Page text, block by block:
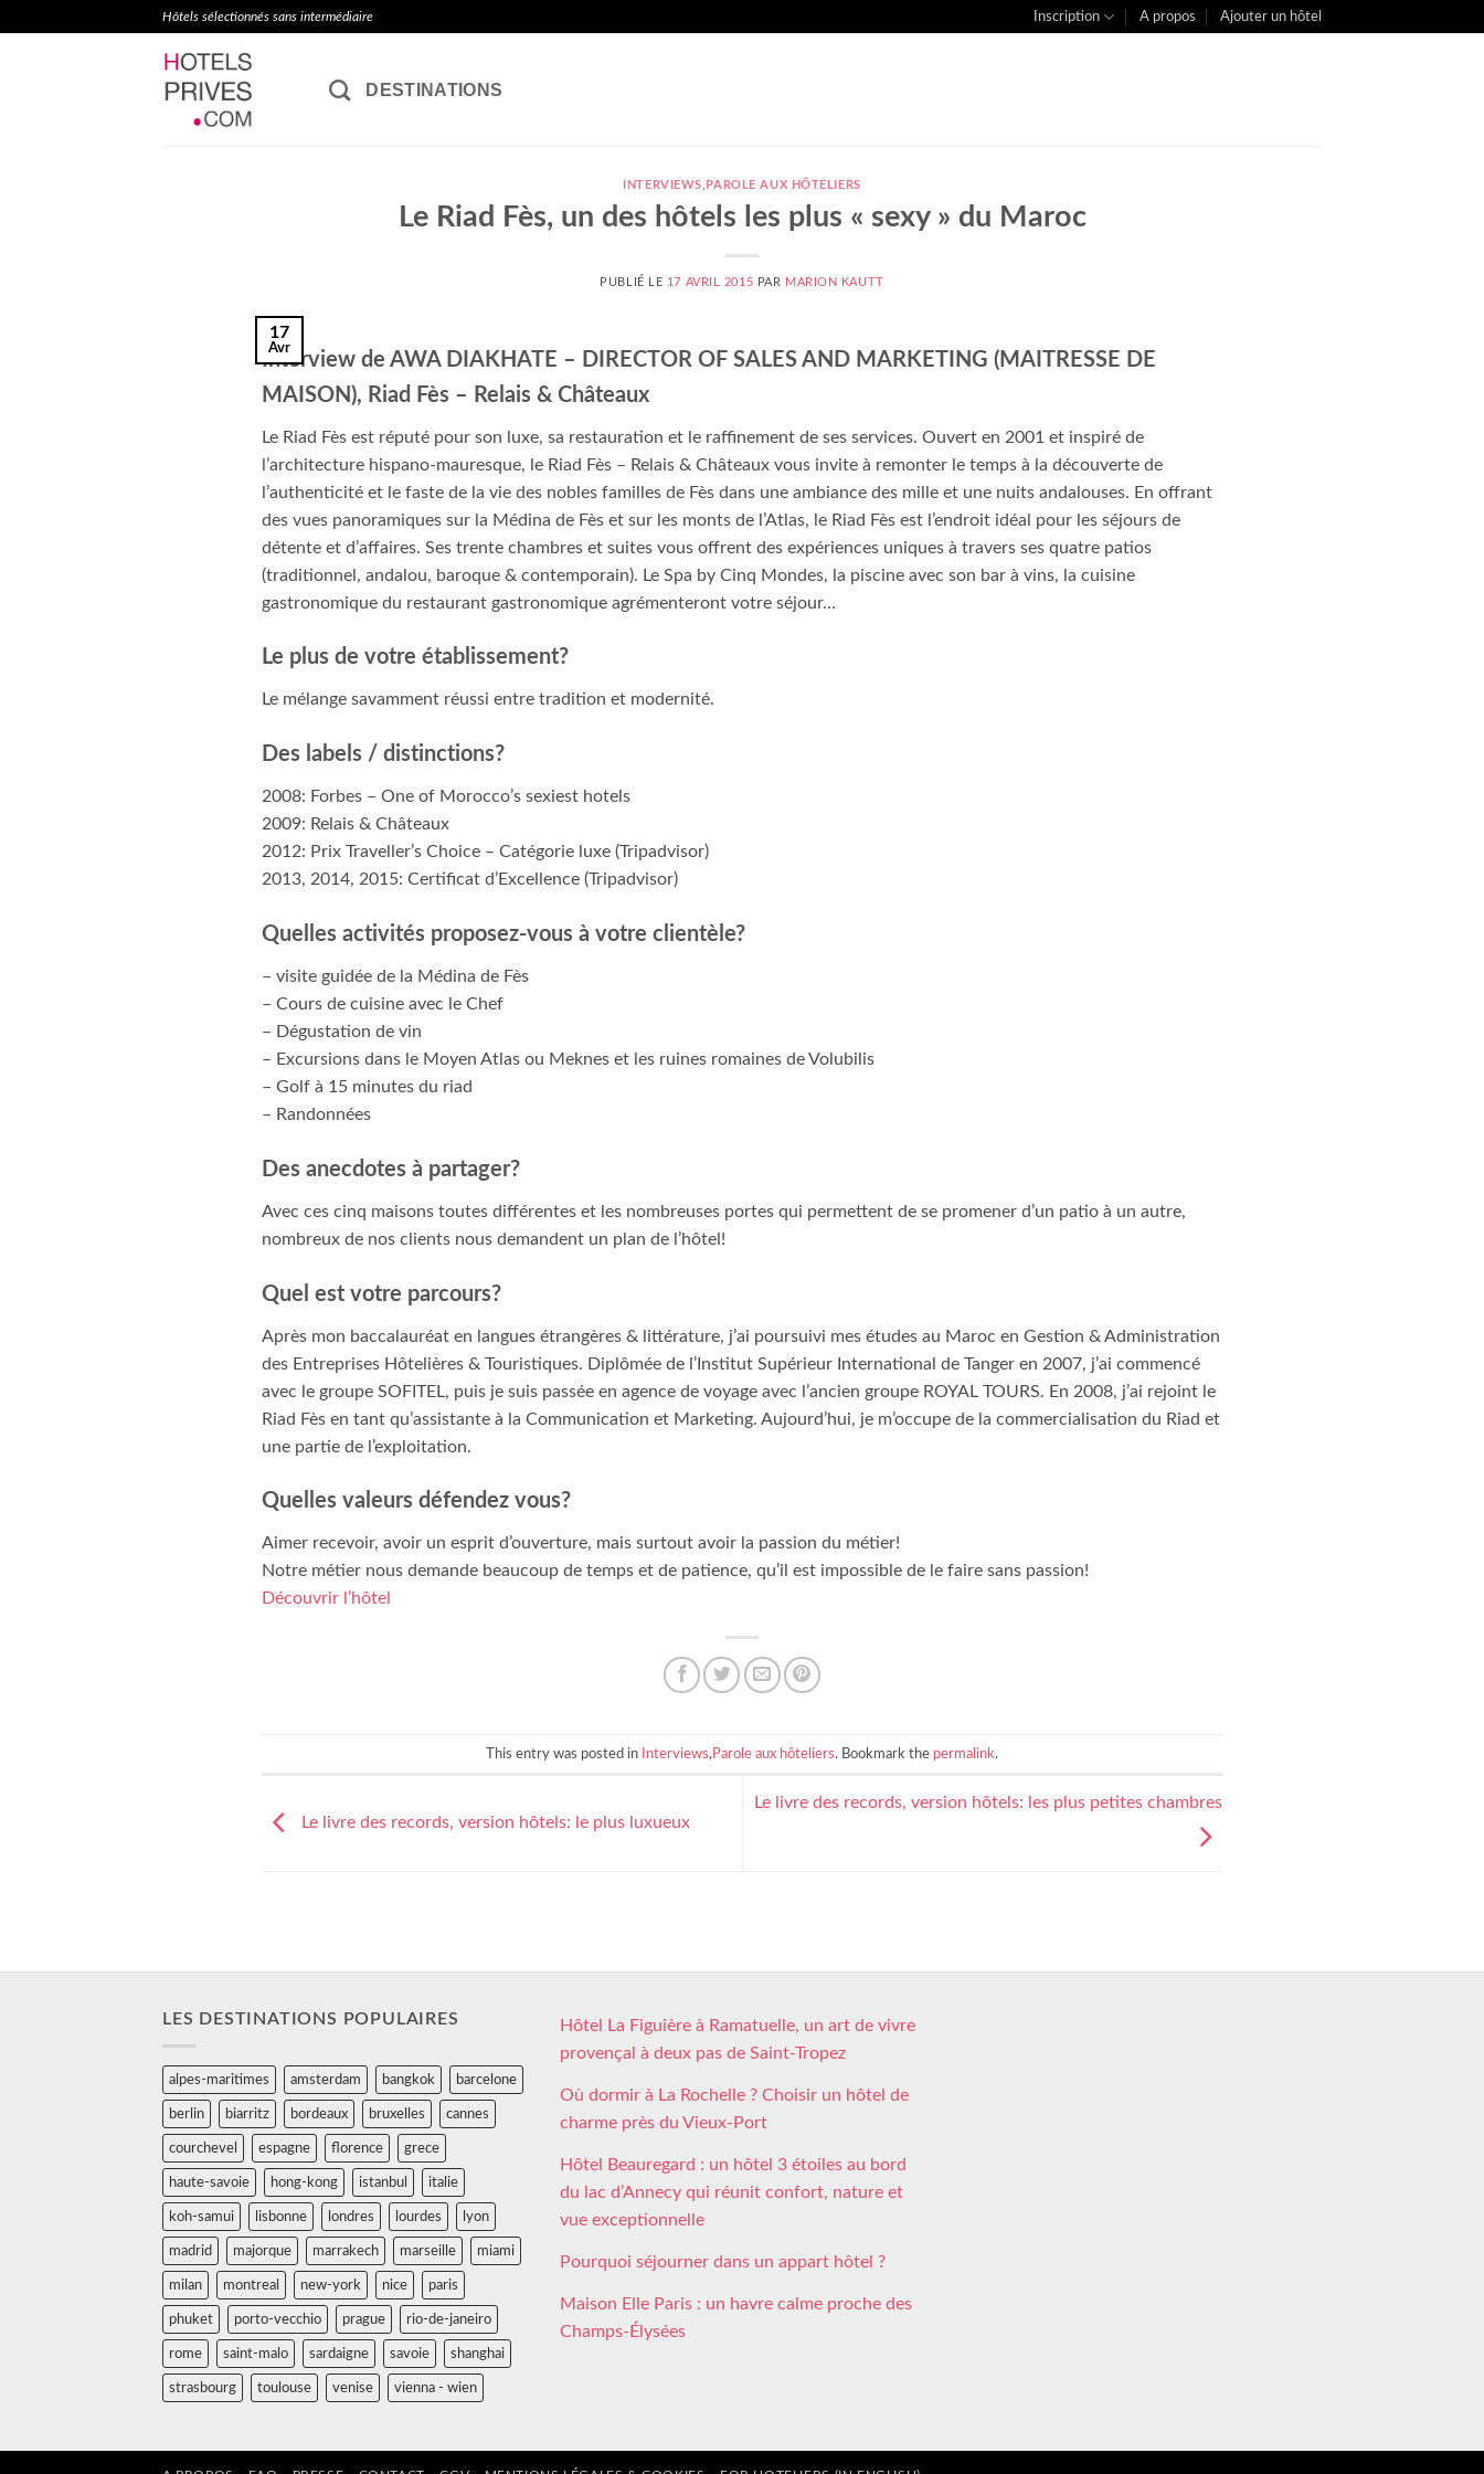
Hôtels sélectionnés sans intermédiaire Inscription A propos Ajouter un hôtel
DESTINATIONS
INTERVIEWS PAROLE AUX HÔTELIERS
Le Riad Fès, un des hôtels les plus « sexy » du Maroc
PUBLIÉ LE 17 AVRIL 2015 PAR MARION KAUTT
17
Avr
Interview de AWA DIAKHATE – DIRECTOR OF SALES AND MARKETING (MAITRESSE DE
MAISON), Riad Fès – Relais & Châteaux
Le Riad Fès est réputé pour son luxe, sa restauration et le raffinement de ses services. Ouvert en 2001 et inspiré de
l’architecture hispano-mauresque, le Riad Fès – Relais & Châteaux vous invite à remonter le temps à la découverte de
l’authenticité et le faste de la vie des nobles familles de Fès dans une ambiance des mille et une nuits andalouses. En offrant
des vues panoramiques sur la Médina de Fès et sur les monts de l’Atlas, le Riad Fès est l’endroit idéal pour les séjours de
détente et d’affaires. Ses trente chambres et suites vous offrent des expériences uniques à travers ses quatre patios
(traditionnel, andalou, baroque & contemporain). Le Spa by Cinq Mondes, la piscine avec son bar à vins, la cuisine
gastronomique du restaurant gastronomique agrémenteront votre séjour…
Le plus de votre établissement?
Le mélange savamment réussi entre tradition et modernité.
Des labels / distinctions?
2008: Forbes – One of Morocco’s sexiest hotels
2009: Relais & Châteaux
2012: Prix Traveller’s Choice – Catégorie luxe (Tripadvisor)
2013, 2014, 2015: Certificat d’Excellence (Tripadvisor)
Quelles activités proposez-vous à votre clientèle?
– visite guidée de la Médina de Fès
– Cours de cuisine avec le Chef
– Dégustation de vin
– Excursions dans le Moyen Atlas ou Meknes et les ruines romaines de Volubilis
– Golf à 15 minutes du riad
– Randonnées
Des anecdotes à partager?
Avec ces cinq maisons toutes différentes et les nombreuses portes qui permettent de se promener d’un patio à un autre,
nombreux de nos clients nous demandent un plan de l’hôtel!
Quel est votre parcours?
Après mon baccalauréat en langues étrangères & littérature, j’ai poursuivi mes études au Maroc en Gestion & Administration
des Entreprises Hôtelières & Touristiques. Diplômée de l’Institut Supérieur International de Tanger en 2007, j’ai commencé
avec le groupe SOFITEL, puis je suis passée en agence de voyage avec l’ancien groupe ROYAL TOURS. En 2008, j’ai rejoint le
Riad Fès en tant qu’assistante à la Communication et Marketing. Aujourd’hui, je m’occupe de la commercialisation du Riad et
une partie de l’exploitation.
Quelles valeurs défendez vous?
Aimer recevoir, avoir un esprit d’ouverture, mais surtout avoir la passion du métier!
Notre métier nous demande beaucoup de temps et de patience, qu’il est impossible de le faire sans passion!
Découvrir l’hôtel
This entry was posted in Interviews, Parole aux hôteliers. Bookmark the permalink.
Le livre des records, version hôtels: le plus luxueux
Le livre des records, version hôtels: les plus petites chambres
LES DESTINATIONS POPULAIRES
alpes-maritimes amsterdam bangkok barcelone
berlin biarritz bordeaux bruxelles cannes
courchevel espagne florence grece
haute-savoie hong-kong istanbul italie
koh-samui lisbonne londres lourdes lyon
madrid majorque marrakech marseille miami
milan montreal new-york nice paris
phuket porto-vecchio prague rio-de-janeiro
rome saint-malo sardaigne savoie shanghai
strasbourg toulouse venise vienna - wien
Hôtel La Figuière à Ramatuelle, un art de vivre
provençal à deux pas de Saint-Tropez
Où dormir à La Rochelle ? Choisir un hôtel de
charme près du Vieux-Port
Hôtel Beauregard : un hôtel 3 étoiles au bord
du lac d’Annecy qui réunit confort, nature et
vue exceptionnelle
Pourquoi séjourner dans un appart hôtel ?
Maison Elle Paris : un havre calme proche des
Champs-Élysées